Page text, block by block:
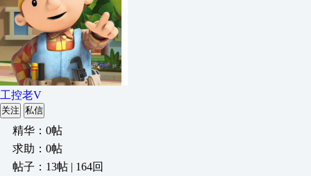
工控老V
关注 私信
精华：0帖
求助：0帖
帖子：13帖 | 164回